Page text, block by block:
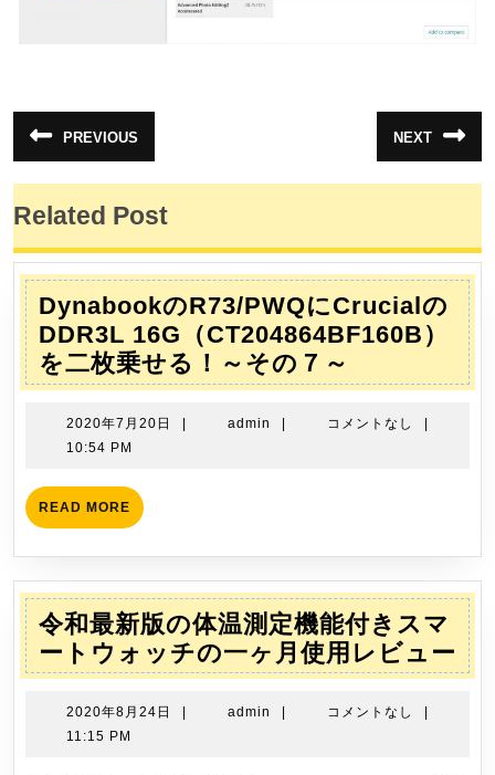
投
稿
ナ
ビ
ゲ
ー
シ
ョ
ン
PREVIOUS
の
投
NEXT
の
投
Related Post
DynabookのR73/PWQにCrucialの
DDR3L 16G（CT204864BF160B）
を二枚乗せる！～その７～
Dynabook
の
R73/PWQ
16G（
を
二
枚
乗
せ
2020年7月20日
2020
| admin admin
| コメントなし
|
10:54 PM
READ MORE READ
MORE
令和最新版の体温測定機能付きスマ
ートウォッチの一ヶ月使用レビュー 令
和
2020年8月24日
2020
admin admin コメントなし
11:15 PM